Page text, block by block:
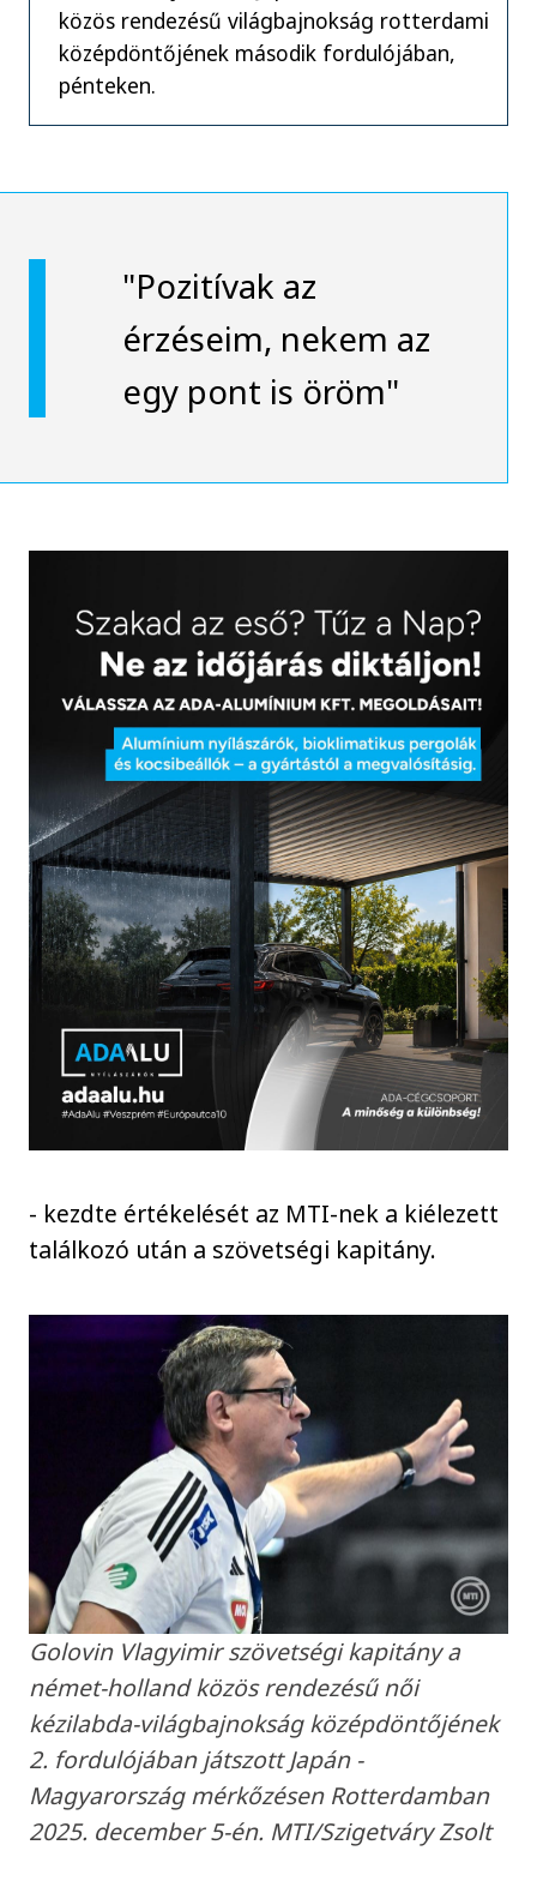
közös rendezésű világbajnokság rotterdami
középdöntőjének második fordulójában,
pénteken.
"Pozitívak az
érzéseim, nekem az
egy pont is öröm"
- kezdte értékelését az MTI-nek a kiélezett
találkozó után a szövetségi kapitány.
Golovin Vlagyimir szövetségi kapitány a
német-holland közös rendezésű női
kézilabda-világbajnokság középdöntőjének
2. fordulójában játszott Japán -
Magyarország mérkőzésen Rotterdamban
2025. december 5-én. MTI/Szigetváry Zsolt